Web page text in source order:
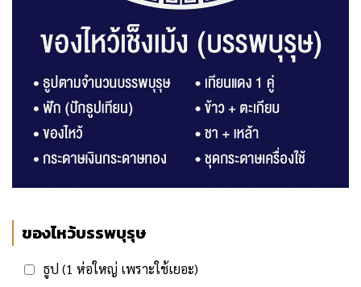
ของไหว้บรรพบุรุษ
ธูป (1 ห่อใหญ่ เพราะใช้เยอะ)